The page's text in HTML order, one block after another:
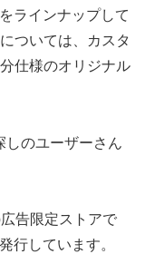
ラインナップして
ついては、カスタ
仕様のオリジナル
しのユーザーさん
告限定ストアで
行しています。